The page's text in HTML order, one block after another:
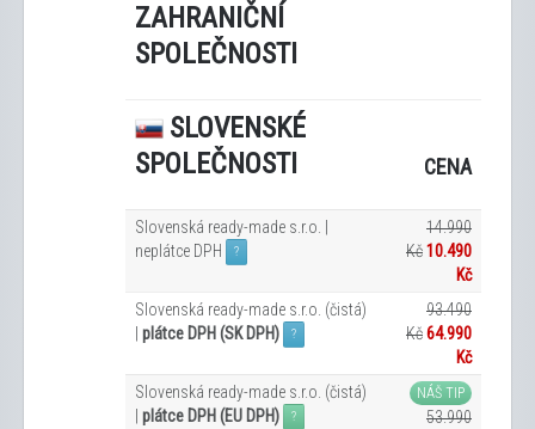
ZAHRANIČNÍ
SPOLEČNOSTI
SLOVENSKÉ
SPOLEČNOSTI
CENA
Slovenská ready-made s.r.o. |
neplátce DPH
?
14.990
Kč10.490
Kč
Slovenská ready-made s.r.o. (čistá)
plátce DPH (SK DPH) ?
93.490
Kč64.990
Kč
Slovenská ready-made s.r.o. (čistá)
plátce DPH (EU DPH) ?
NÁŠ TIP
53.990